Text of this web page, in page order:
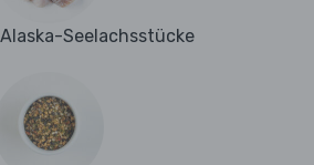
Alaska-Seelachsstücke